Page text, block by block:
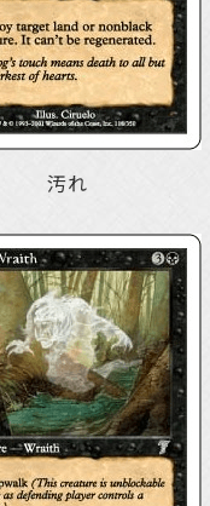
汚れ